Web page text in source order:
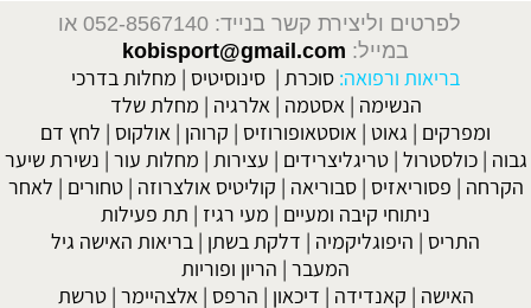
לפרטים וליצירת קשר בנייד: 052-8567140
או
במייל: kobisport@gmail.com
בריאות ורפואה: סוכרת | סינוסיטיס | מחלות בדרכי
הנשימה | אסטמה | אלרגיה | מחלת שלד
ומפרקים | גאוט | אוסטאופורוזיס | קרוהן | אולקוס | לחץ דם
גבוה |כולסטרול |טריגליצרידים | עצירות | מחלות עור | נשירת שיער
הקרחה | פסוריאזיס |סבוריאה | קוליטיס אולצרוזה |טחורים | לאחר
ניתוחי קיבה ומעיים | מעי רגיז | תת פעילות
התריס | היפוגליקמיה | דלקת בשתן | בריאות האישה גיל
המעבר | הריון ופוריות
האישה | קאנדידה | דיכאון | הרפס | אלצהיימר |טרשת